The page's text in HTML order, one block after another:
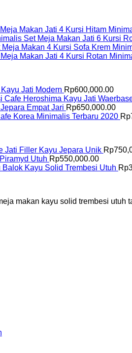
Makan Jati 4 Kursi Hitam
Set Meja Makan Jati 6 Kursi
Meja Makan 4 Kursi Sofa Krem
Makan Jati 4 Kursi Rotan
Jati Modern Rp600,000.00
Cafe Heroshima Kayu Jati
Empat Jari Rp650,000.00
Korea Minimalis Terbaru 2020 Rp
Jati Filler Kayu Jepara Unik Rp
Utuh Rp550,000.00
Balok Kayu Solid Trembesi Utuh Rp
makan kayu solid trembesi utuh